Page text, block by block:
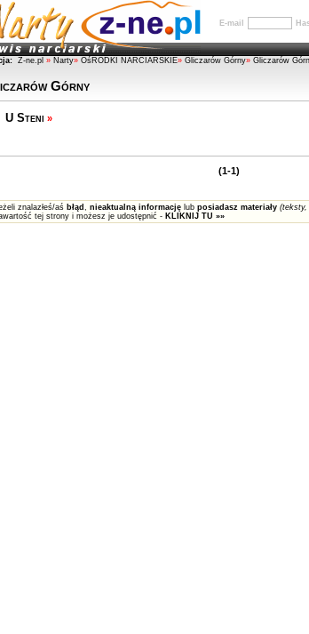
E-mail
Z-ne.pl » Narty» OśRODKI NARCIARSKIE» Gliczarów Górny» Gliczarów
Górny
U Steni »
(1-1)
znalazłeś/aś błąd , nieaktualną informacjęlub posiadasz materiały (teksty,
tej strony i możesz je udostępnić - KLIKNIJ TU »»